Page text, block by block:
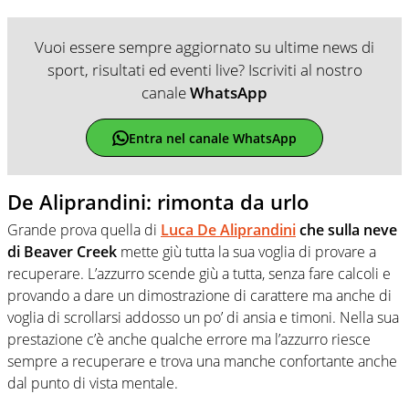
Vuoi essere sempre aggiornato su ultime news di
sport, risultati ed eventi live? Iscriviti al nostro
canaleWhatsApp
Entra nel canale WhatsApp
De Aliprandini: rimonta da urlo
Grande prova quella di Luca De Aliprandiniche sulla neve
di Beaver Creek mette giù tutta la sua voglia di provare a
recuperare. L’azzurro scende giù a tutta, senza fare calcoli e
provando a dare un dimostrazione di carattere ma anche di
voglia di scrollarsi addosso un po’ di ansia e timoni. Nella sua
prestazione c’è anche qualche errore ma l’azzurro riesce
sempre a recuperare e trova una manche confortante anche
dal punto di vista mentale.